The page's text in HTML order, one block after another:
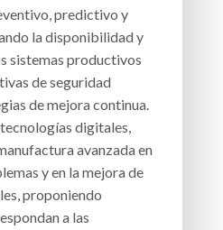
predictivo y
la disponibilidad y
sistemas productivos
de seguridad
de mejora continua.
digitales,
avanzada en
y en la mejora de
proponiendo
a las